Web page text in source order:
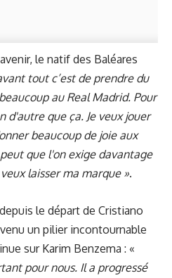
le natif des Baléares
tout c’est de prendre du
au Real Madrid. Pour
d'autre que ça. Je veux jouer
beaucoup de joie aux
que l'on exige davantage
laisser ma marque ».
le départ de Cristiano
un pilier incontournable
sur Karim Benzema : «
pour nous. Il a progressé